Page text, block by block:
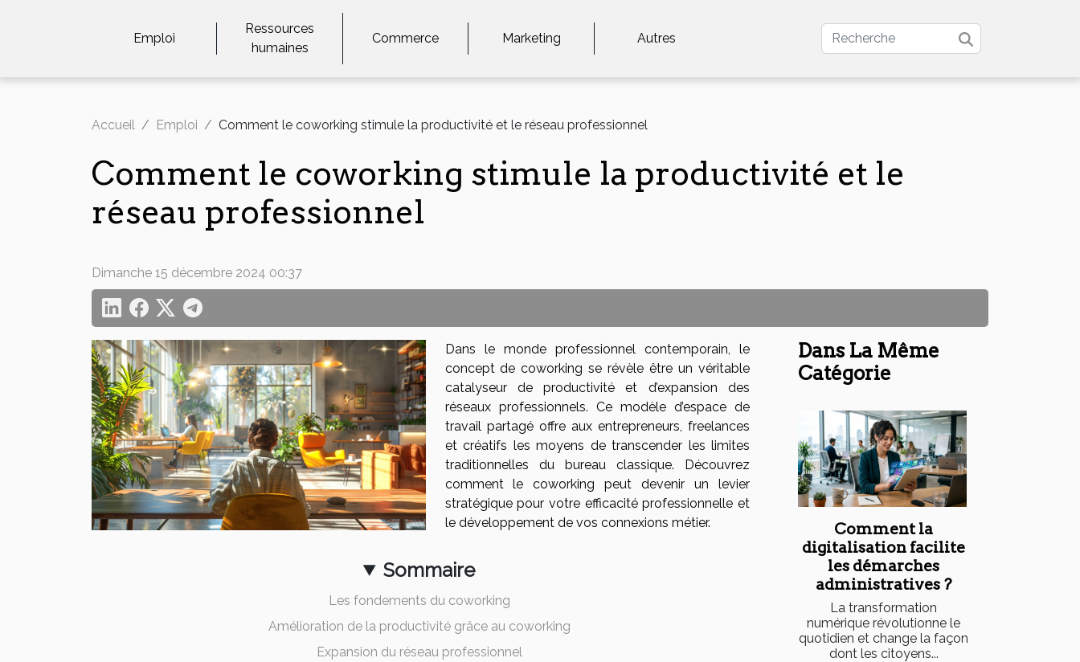
Emploi
Ressources
humaines
Commerce Marketing Autres
Accueil Emploi Comment le coworking stimule la productivité et le réseau professionnel
Comment le coworking stimule la productivité et le
réseau professionnel
Dimanche 15 décembre 2024 00:37
Sommaire
Les fondements du coworking
Amélioration de la productivité grâce au coworking
Expansion du réseau professionnel
Dans le monde professionnel contemporain, le
concept de coworking se révèle être un véritable
catalyseur de productivité et d’expansion des
réseaux professionnels. Ce modèle d’espace de
travail partagé offre aux entrepreneurs, freelances
et créatifs les moyens de transcender les limites
traditionnelles du bureau classique. Découvrez
comment le coworking peut devenir un levier
stratégique pour votre efficacité professionnelle et
le développement de vos connexions métier.
Dans La Même
Catégorie
Comment la
digitalisation facilite
les démarches
administratives ?
La transformation
numérique révolutionne le
quotidien et change la façon
dont les citoyens...